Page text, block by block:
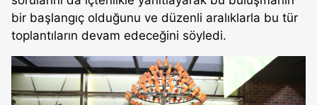
bir başlangıç olduğunu ve düzenli aralıklarla bu tür
toplantıların devam edeceğini söyledi.